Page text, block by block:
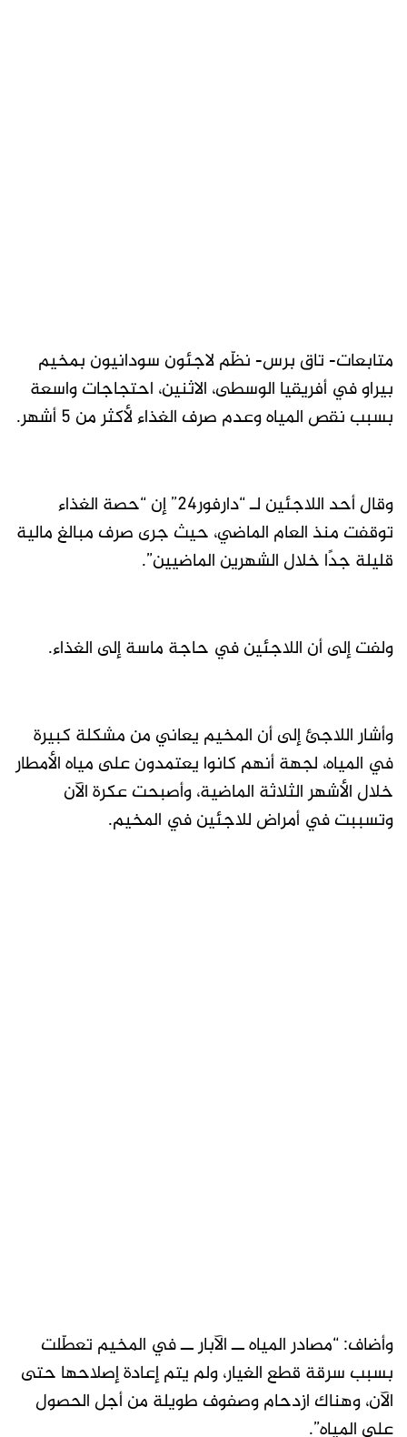
متابعات- تاق برس- نظّم لاجئون سودانيون بمخيم
بيراو في أفريقيا الوسطى، الاثنين، احتجاجات واسعة
بسبب نقص المياه وعدم صرف الغذاء لأكثر من 5 أشهر.
وقال أحد اللاجئين لـ “دارفور24” إن “حصة الغذاء
توقفت منذ العام الماضي، حيث جرى صرف مبالغ مالية
قليلة جدًا خلال الشهرين الماضيين”.
ولفت إلى أن اللاجئين في حاجة ماسة إلى الغذاء.
وأشار اللاجئ إلى أن المخيم يعاني من مشكلة كبيرة
في المياه، لجهة أنهم كانوا يعتمدون على مياه الأمطار
خلال الأشهر الثلاثة الماضية، وأصبحت عكرة الآن
وتسببت في أمراض للاجئين في المخيم.
وأضاف: “مصادر المياه ــ الآبار ــ في المخيم تعطّلت
بسبب سرقة قطع الغيار، ولم يتم إعادة إصلاحها حتى
الآن، وهناك ازدحام وصفوف طويلة من أجل الحصول
على المياه”.